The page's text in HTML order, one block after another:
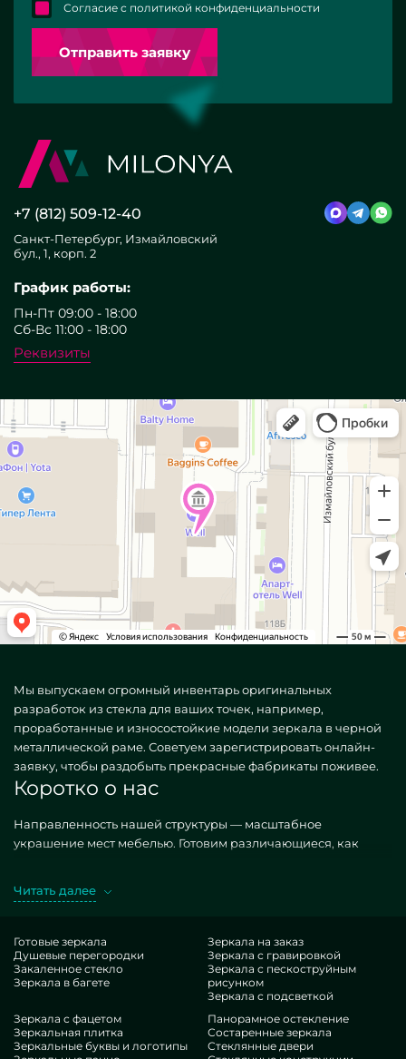
Согласие с политикой конфиденциальности
Отправить заявку
+7 (812) 509-12-40
Санкт-Петербург, Измайловский
бул., 1, корп. 2
График работы:
Пн-Пт 09:00 - 18:00
Сб-Вс 11:00 - 18:00
Реквизиты
Мы выпускаем огромный инвентарь оригинальных
разработок из стекла для ваших точек, например,
проработанные и износостойкие модели зеркала в черной
металлической раме. Советуем зарегистрировать онлайн-
заявку, чтобы раздобыть прекрасные фабрикаты поживее.
Коротко о нас
Направленность нашей структуры — масштабное
украшение мест мебелью. Готовим различающиеся, как
желательные фабрикаты в подходе MILONYA, вы ясно
ценой, не покоряющийся иным подобиям. Если вы мечтаете
украсить свои строения, прибавить им гламура, специфики,
точно зацените наши предложения, от зеркала в черной
металлической раме и до бесконечных дополнений.
Нюансы нашей организации
В нашем доступе — знатоки наиболее бессчетных сфер. У
Читать далее
Готовые зеркала
Душевые перегородки
Закаленное стекло
Зеркала в багете
Зеркала на заказ
Зеркала с гравировкой
Зеркала с пескоструйным
рисунком
Зеркала с подсветкой
Зеркала с фацетом
Зеркальная плитка
Зеркальные буквы и логотипы
Панорамное остекление
Состаренные зеркала
Стеклянные двери